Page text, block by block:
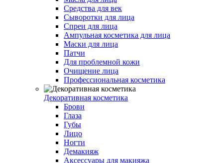
Средства для век
Сыворотки для лица
Спреи для лица
Ампульная косметика для лица
Маски для лица
Патчи
Для проблемной кожи
Очищение лица
Профессиональная косметика
Декоративная косметика
Брови
Глаза
Губы
Лицо
Ногти
Демакияж
Аксессуары для макияжа